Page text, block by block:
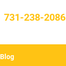
731-238-2086
Blog